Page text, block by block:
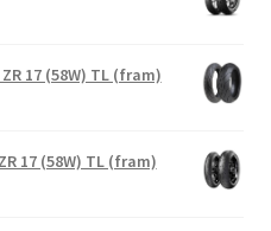
17 (58W) TL (fram)
17 (58W) TL (fram)